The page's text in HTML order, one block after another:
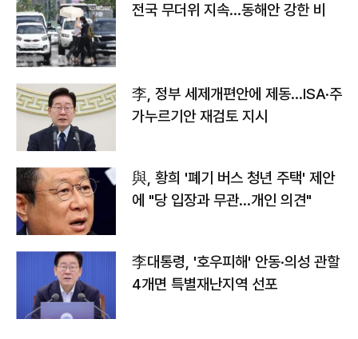
전국 무더위 지속…동해안 강한 비
李, 정부 세제개편안에 제동…ISA·주
가누르기안 재검토 지시
與, 황희 '폐기 버스 청년 주택' 제안
에 "당 입장과 무관…개인 의견"
李대통령, '호우피해' 안동·의성 관할
4개면 특별재난지역 선포